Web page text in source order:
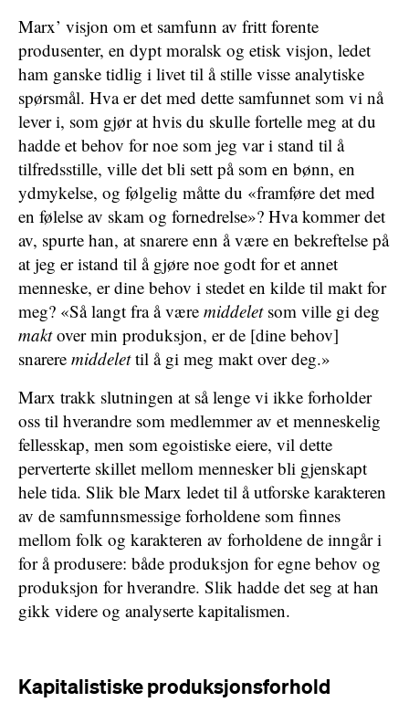
Marx’ visjon om et samfunn av fritt forente
produsenter, en dypt moralsk og etisk visjon, ledet
ham ganske tidlig i livet til å stille visse analytiske
spørsmål. Hva er det med dette samfunnet som vi nå
lever i, som gjør at hvis du skulle fortelle meg at du
hadde et behov for noe som jeg var i stand til å
tilfredsstille, ville det bli sett på som en bønn, en
ydmykelse, og følgelig måtte du «framføre det med
en følelse av skam og fornedrelse»? Hva kommer det
av, spurte han, at snarere enn å være en bekreftelse på
at jeg er istand til å gjøre noe godt for et annet
menneske, er dine behov i stedet en kilde til makt for
meg? «Så langt fra å være middeletsom ville gi deg
maktover min produksjon, er de [dine behov]
snarere middelettil å gi meg makt over deg.»
Marx trakk slutningen at så lenge vi ikke forholder
oss til hverandre som medlemmer av et menneskelig
fellesskap, men som egoistiske eiere, vil dette
perverterte skillet mellom mennesker bli gjenskapt
hele tida. Slik ble Marx ledet til å utforske karakteren
av de samfunnsmessige forholdene som finnes
mellom folk og karakteren av forholdene de inngår i
for å produsere: både produksjon for egne behov og
produksjon for hverandre. Slik hadde det seg at han
gikk videre og analyserte kapitalismen.
Kapitalistiske produksjonsforhold